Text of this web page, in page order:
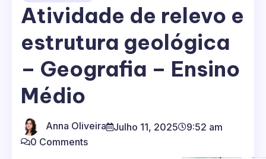
Atividade de relevo e
estrutura geológica
– Geografia – Ensino
Médio
Anna Oliveira Julho 11, 2025
9:52 am
0 Comments